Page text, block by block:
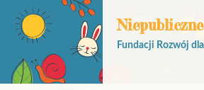
Fundacji Rozwój